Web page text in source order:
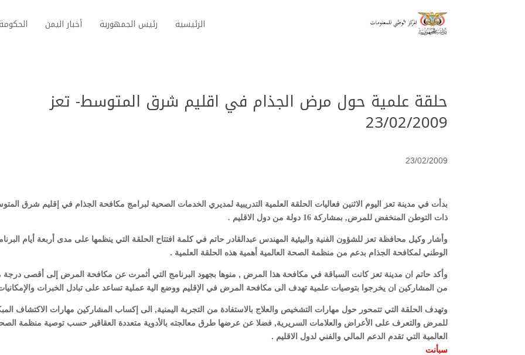
الرئيسية رئيس الجمهورية أخبار اليمن
حلقة علمية حول مرض الجذام في اقليم شرق المتوسط- تعز
23/02/2009
23/02/2009
بدأت في مدينة تعز اليوم الاثنين فعاليات الحلقة العلمية التدريبية لمديري الخدمات الصحية لبرامج مكافحة الجذام في إقليم شرق
ذات التوطن المنخفض للمرض, بمشاركة 16 دولة من دول الاقليم .
وأشار وكيل محافظة تعز للشؤون الفنية والبيئية المهندس عبدالقادر حاتم في كلمة افتتاح الحلقة التي ينظمها على مدى أربعة أيام
الوطني لمكافحة الجذام بدعم من منظمة الصحة العالمية أهمية هذه الحلقة العلمية .
وأكد حاتم ان مدينة تعز كانت السباقة في مكافحة هذا المرض , منوها بجهود البرنامج التي أثمرت عن مكافحة المرض إلى أقصى درجة
من المشاركين ان يخرجوا بتوصيات علمية تهدف الى مكافحة المرض في الإقليم ووضع الية عملية تساعد على تبادل الخبرات
وتهدف الحلقة التي تتمحور حول مهارات التشخيص والعلاج بالاستفادة من التجربة اليمنية, الى إكساب المشاركين مهارات الاكتشاف
للمرض والتعرف على الأعراض والعلامات السريرية, فضلا عن عرضها طرق معالجته بالأدوية متعددة العقاقير حسب توصية منظمة
العالمية التي تقدم الدعم المالي والفني لدول الاقليم .
سبأنت